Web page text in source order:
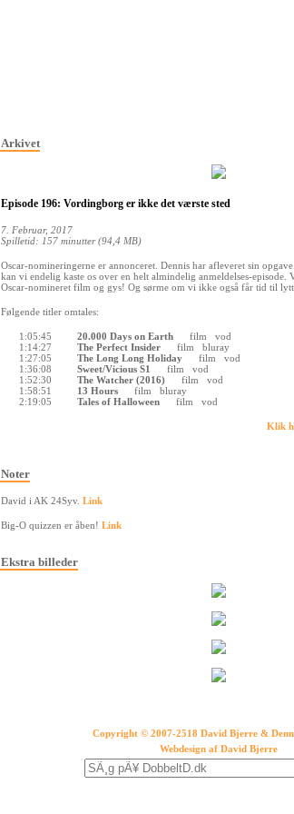
Arkivet
Episode 196: Vordingborg er ikke det værste sted
7. Februar, 2017
Spilletid: 157 minutter (94,4 MB)
Oscar-nomineringerne er annonceret. Dennis har afleveret sin
kan vi endelig kaste os over en helt almindelig anmeldelses-episode.
Oscar-nomineret film og gys! Og sørme om vi ikke også får tid til
Følgende titler omtales:
1:05:45 20.000 Days on Earth film
vod
1:14:27
The Perfect Insider film
bluray
1:27:05
The Long Long Holiday film
vod
1:36:08
Sweet/Vicious S1 film
vod
1:52:30
The Watcher (2016) film
vod
1:58:51
13 Hours film
bluray
2:19:05
Tales of Halloween film vod
Klik
Noter
David i AK 24Syv. Link
Big-O quizzen er åben! Link
Ekstra billeder
Copyright © 2007-2518 David Bjerre &
Webdesign af David Bjerre